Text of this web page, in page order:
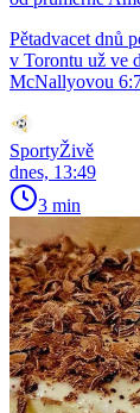
Pětadvacet dnů
v Torontu už ve
McNallyovou
SportyŽivě
dnes, 13:49
3 min